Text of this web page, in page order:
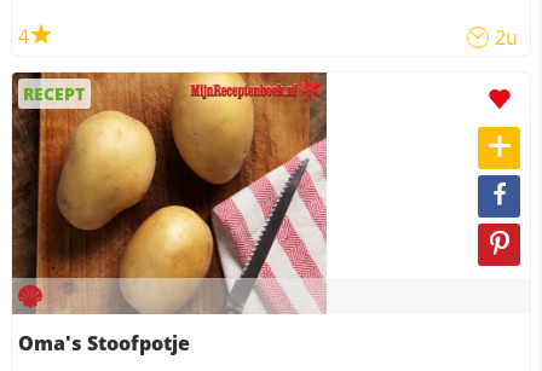
4 2u
RECEPT
Oma's Stoofpotje